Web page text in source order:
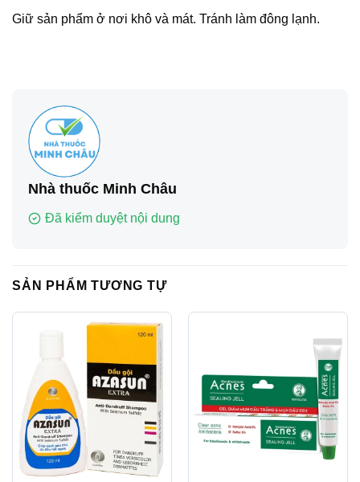
Giữ sản phẩm ở nơi khô và mát. Tránh làm đông lạnh.
Nhà thuốc Minh Châu
Đã kiểm duyệt nội dung
SẢN PHẨM TƯƠNG TỰ